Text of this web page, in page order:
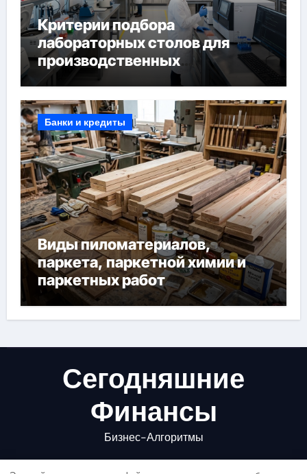
Критерии подбора
лабораторных столов для
производственных
лабораторий
Банки и кредиты
Виды пиломатериалов,
паркета, паркетной химии и
паркетных работ
Сегодняшние
Финансы
Бизнес-Алгоритмы